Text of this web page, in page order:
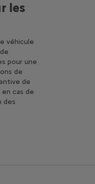
les
véhicule
pour une
de
de
cas de
des